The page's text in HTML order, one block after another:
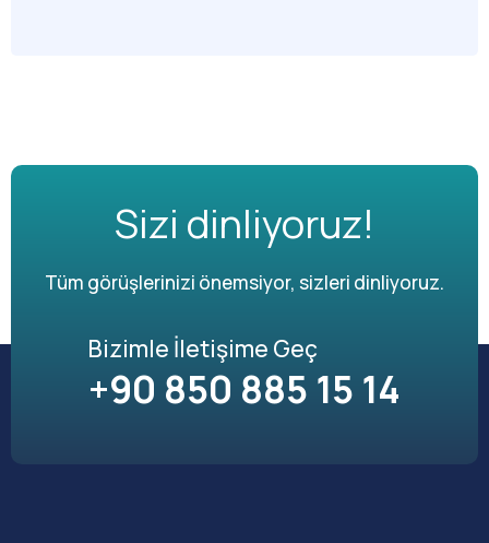
Sizi dinliyoruz!
Tüm görüşlerinizi önemsiyor, sizleri dinliyoruz.
Bizimle İletişime Geç
+90 850 885 15 14